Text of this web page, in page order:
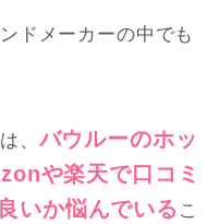
ドメーカーの中でも
、バウルーのホッ
や楽天で口コミ
いか悩んでいる こ